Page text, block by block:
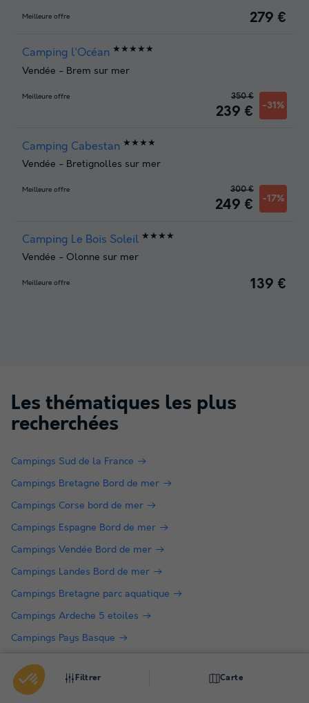
Filtrer Carte
Meilleure offre 279 €
Camping l'Océan ★★★★★
Vendée - Brem sur mer
Meilleure offre
239 € -31%
350 €
Camping Cabestan ★★★★
Vendée - Bretignolles sur mer
Meilleure offre
249 € -17%
300 €
Camping Le Bois Soleil ★★★★
Vendée - Olonne sur mer
Meilleure offre 139 €
Les thématiques les plus
recherchées
Campings Sud de la France
Campings Bretagne Bord de mer
Campings Corse bord de mer
Campings Espagne Bord de mer
Campings Vendée Bord de mer
Campings Landes Bord de mer
Campings Bretagne parc aquatique
Campings Ardeche 5 etoiles
Campings Pays Basque
Campings Ile d'Oléron